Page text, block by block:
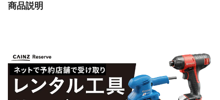
商品説明